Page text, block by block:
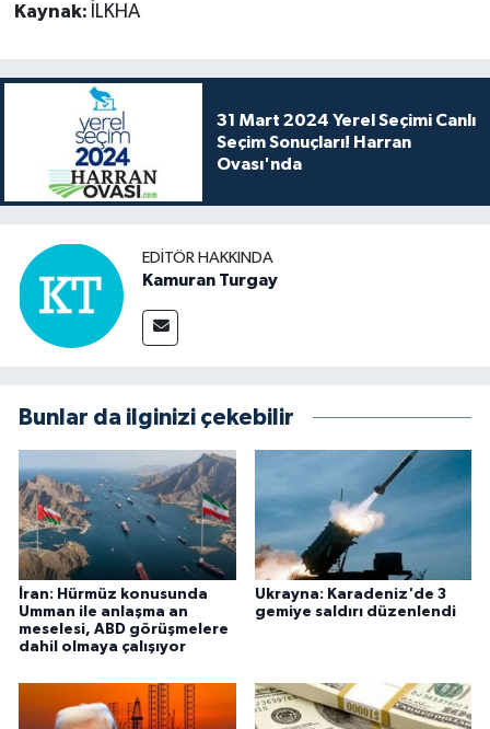
Kaynak: İLKHA
31 Mart 2024 Yerel Seçimi Canlı
Seçim Sonuçları! Harran
Ovası'nda
EDITÖR HAKKINDA
Kamuran Turgay
Bunlar da ilginizi çekebilir
İran: Hürmüz konusunda
Umman ile anlaşma an
meselesi, ABD görüşmelere
dahil olmaya çalışıyor
Ukrayna: Karadeniz'de 3
gemiye saldırı düzenlendi